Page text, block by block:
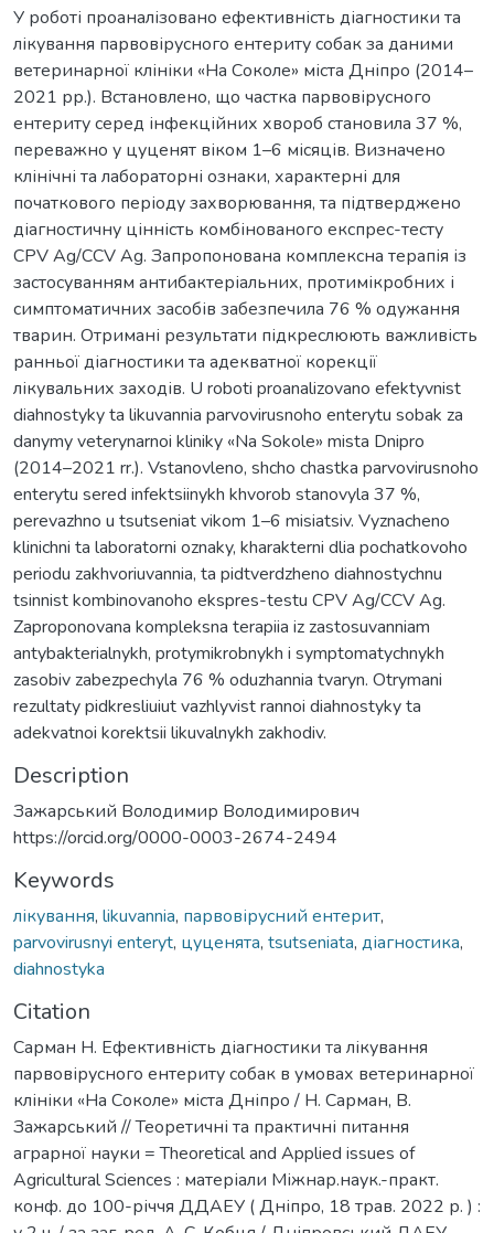
У роботі проаналізовано ефективність діагностики та
лікування парвовірусного ентериту собак за даними
ветеринарної клініки «На Соколе» міста Дніпро (2014–
2021 рр.). Встановлено, що частка парвовірусного
ентериту серед інфекційних хвороб становила 37 %,
переважно у цуценят віком 1–6 місяців. Визначено
клінічні та лабораторні ознаки, характерні для
початкового періоду захворювання, та підтверджено
діагностичну цінність комбінованого експрес-тесту
CPV Ag/CCV Ag. Запропонована комплексна терапія із
застосуванням антибактеріальних, протимікробних і
симптоматичних засобів забезпечила 76 % одужання
тварин. Отримані результати підкреслюють важливість
ранньої діагностики та адекватної корекції
лікувальних заходів. U roboti proanalizovano efektyvnist
diahnostyky ta likuvannia parvovirusnoho enterytu sobak za
danymy veterynarnoi kliniky «Na Sokole» mista Dnipro
(2014–2021 rr.). Vstanovleno, shcho chastka parvovirusnoho
enterytu sered infektsiinykh khvorob stanovyla 37 %,
perevazhno u tsutseniat vikom 1–6 misiatsiv. Vyznacheno
klinichni ta laboratorni oznaky, kharakterni dlia pochatkovoho
periodu zakhvoriuvannia, ta pidtverdzheno diahnostychnu
tsinnist kombinovanoho ekspres-testu CPV Ag/CCV Ag.
Zaproponovana kompleksna terapiia iz zastosuvanniam
antybakterialnykh, protymikrobnykh i symptomatychnykh
zasobiv zabezpechyla 76 % oduzhannia tvaryn. Otrymani
rezultaty pidkresliuiut vazhlyvist rannoi diahnostyky ta
adekvatnoi korektsii likuvalnykh zakhodiv.
Description
Зажарський Володимир Володимирович
https://orcid.org/0000-0003-2674-2494
Keywords
лікування, likuvannia, парвовірусний ентерит,
parvovirusnyi enteryt, цуценята, tsutseniata, діагностика,
diahnostyka
Citation
Сарман Н. Ефективність діагностики та лікування
парвовірусного ентериту собак в умовах ветеринарної
клініки «На Соколе» міста Дніпро / Н. Сарман, В.
Зажарський // Теоретичні та практичні питання
аграрної науки = Theoretical and Applied issues of
Agricultural Sciences : матеріали Міжнар.наук.-практ.
конф. до 100-річчя ДДАЕУ ( Дніпро, 18 трав. 2022 р. ) :